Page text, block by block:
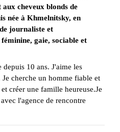
cheveux blonds de
née à Khmelnitsky, en
journaliste et
gaie, sociable et
10 ans. J'aime les
cherche un homme fiable et
créer une famille heureuse.Je
l'agence de rencontre